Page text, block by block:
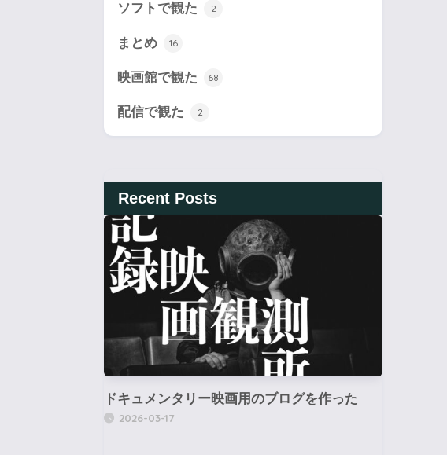
ソフトで観た 2
まとめ 16
映画館で観た 68
配信で観た 2
Recent Posts
ドキュメンタリー映画用のブログを作った
2026-03-17